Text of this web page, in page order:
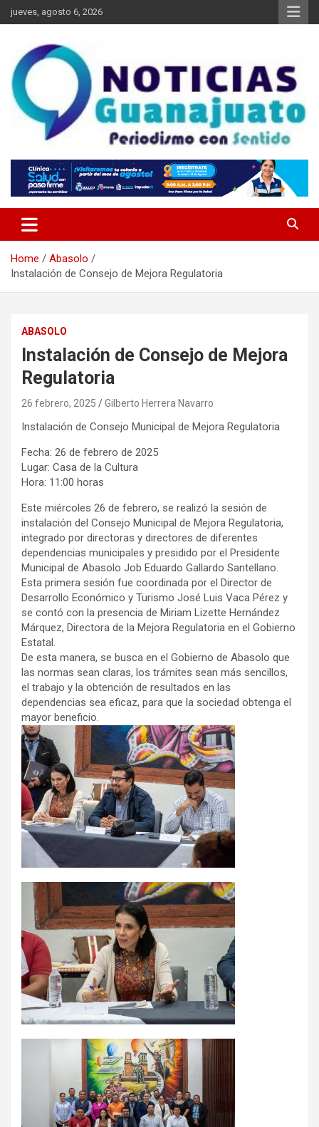
Skip
to
jueves, agosto 6, 2026
Noticias Guanajuato
Home
Abasolo
Instalación de Consejo de Mejora Regulatoria
ABASOLO
Instalación de Consejo de Mejora
Regulatoria
26 febrero, 2025 Gilberto Herrera Navarro
Instalación de Consejo Municipal de Mejora Regulatoria
Fecha: 26 de febrero de 2025
Lugar: Casa de la Cultura
Hora: 11:00 horas
Este miércoles 26 de febrero, se realizó la sesión de
instalación del Consejo Municipal de Mejora Regulatoria,
integrado por directoras y directores de diferentes
dependencias municipales y presidido por el Presidente
Municipal de Abasolo Job Eduardo Gallardo Santellano.
Esta primera sesión fue coordinada por el Director de
Desarrollo Económico y Turismo José Luis Vaca Pérez y
se contó con la presencia de Miriam Lizette Hernández
Márquez, Directora de la Mejora Regulatoria en el Gobierno
Estatal.
De esta manera, se busca en el Gobierno de Abasolo que
las normas sean claras, los trámites sean más sencillos,
el trabajo y la obtención de resultados en las
dependencias sea eficaz, para que la sociedad obtenga el
mayor beneficio.